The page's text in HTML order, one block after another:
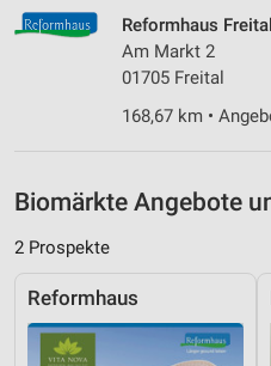
Reformhaus Freital
Am Markt 2
01705 Freital
168,67 km •
Biomärkte Angebote
2 Prospekte
Reformhaus
Verwendung reduzierter Daten
Inhalten
IAB-Besonderheiten:
Verwendung genauer
Notwendig
Performance
Funktional